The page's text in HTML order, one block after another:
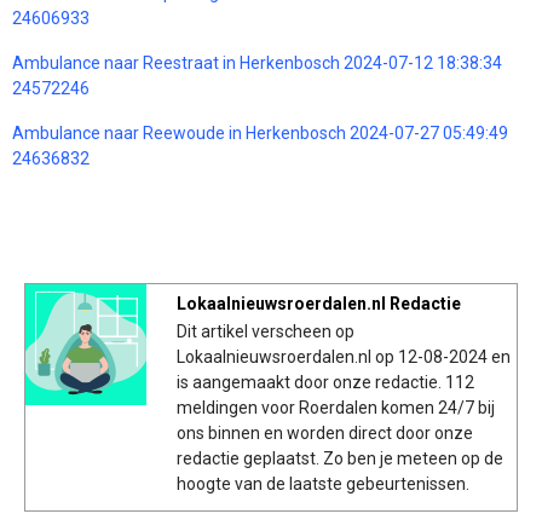
24606933
Ambulance naar Reestraat in Herkenbosch 2024-07-12 18:38:34
24572246
Ambulance naar Reewoude in Herkenbosch 2024-07-27 05:49:49
24636832
Lokaalnieuwsroerdalen.nl Redactie
Dit artikel verscheen op
Lokaalnieuwsroerdalen.nl op 12-08-2024 en
is aangemaakt door onze redactie. 112
meldingen voor Roerdalen komen 24/7 bij
ons binnen en worden direct door onze
redactie geplaatst. Zo ben je meteen op de
hoogte van de laatste gebeurtenissen.